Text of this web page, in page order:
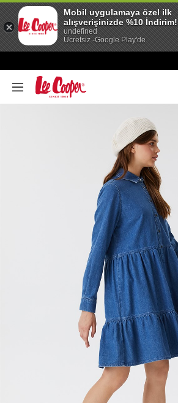
Mobil uygulamaya özel ilk
alışverişinizde %10 İndirim!
undefined
Ücretsiz -Google Play'de